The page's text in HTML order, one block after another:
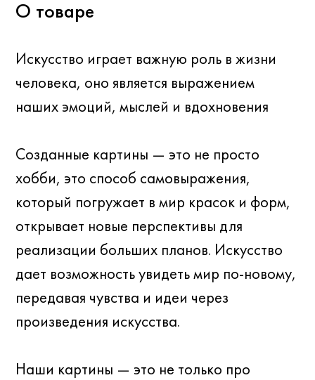
Детали
дает возможность увидеть мир по-новому,
произведения искусства.
Наши картины — это не только про
дизайн интерьера.
Это про нечто большее.
Ширина: 760мм
Высота: 40мм
Вес: 2000г
Материал: дерево